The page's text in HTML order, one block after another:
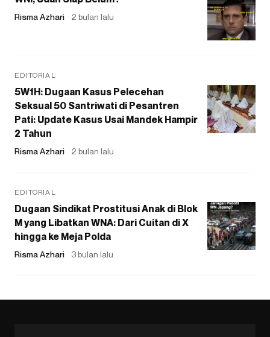
Risma Azhari 2 bulan lalu
EDITORIAL
5W1H: Dugaan Kasus Pelecehan
Seksual 50 Santriwati di Pesantren
Pati: Update Kasus Usai Mandek Hampir
2 Tahun
Risma Azhari 2 bulan lalu
EDITORIAL
Dugaan Sindikat Prostitusi Anak di Blok
M yang Libatkan WNA: Dari Cuitan di X
hingga ke Meja Polda
Risma Azhari 3 bulan lalu